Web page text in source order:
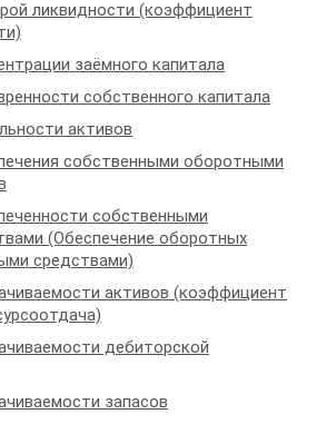
ликвидности (коэффициент
заёмного капитала
собственного капитала
активов
собственными оборотными
собственными
(Обеспечение оборотных
средствами)
активов (коэффициент
дебиторской
запасов